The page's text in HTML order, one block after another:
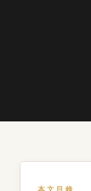
本文目錄